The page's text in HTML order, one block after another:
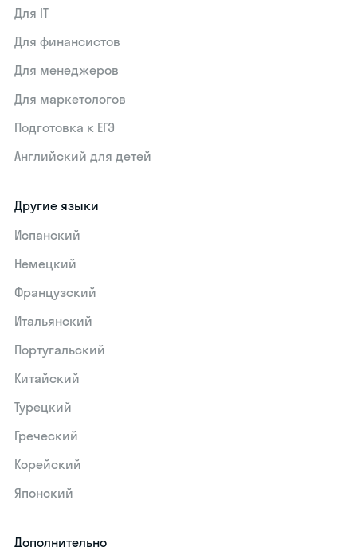
Для IT
Для финансистов
Для менеджеров
Для маркетологов
Подготовка к ЕГЭ
Английский для детей
Другие языки
Испанский
Немецкий
Французский
Итальянский
Португальский
Китайский
Турецкий
Греческий
Корейский
Японский
Дополнительно